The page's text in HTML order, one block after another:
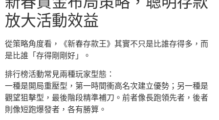
放大活動效益
從策略角度看，《新春存款王》其實不只是比誰存得多，而
是比誰「存得剛剛好」。
排行榜活動常見兩種玩家型態：
一種是開局重壓型，第一時間衝高名次建立優勢；另一種是
觀望狙擊型，最後階段精準補刀。前者像長跑領先者，後者
則像短跑爆發者，各有勝算。